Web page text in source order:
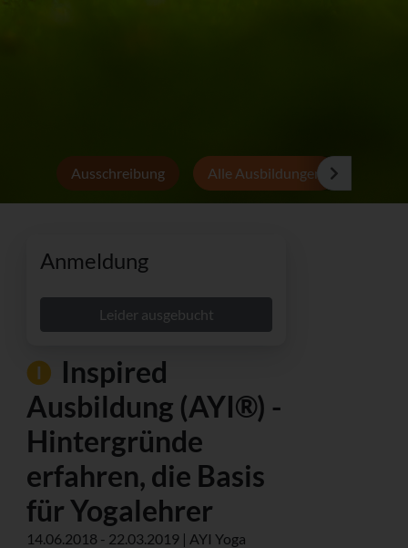
Ausschreibung Alle Ausbildungen
Anmeldung
Leider ausgebucht
Inspired
Ausbildung (AYI®) -
Hintergründe
erfahren, die Basis
für Yogalehrer
14.06.2018 - 22.03.2019 | AYI Yoga